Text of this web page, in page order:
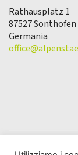
Rathausplatz 1
87527 Sonthofen
Germania